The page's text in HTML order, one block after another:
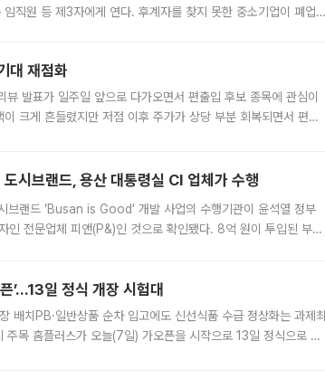
직원 등 제3자에게 연다. 후계자를 찾지 못한 중소기업이 폐업
대 재점화
발표가 일주일 앞으로 다가오면서 편출입 후보 종목에 관심이
크게 흔들렸지만 저점 이후 주가가 상당 부분 회복되면서 편입
브랜드, 용산 대통령실 CI 업체가 수행
브랜드 ‘Busan is Good’ 개발 사업의 수행기관이 윤석열 정부
인 전문업체 피앤(P&)인 것으로 확인됐다. 8억 원이 투입된 부산
’...13일 정식 개장 시험대
배치PB·일반상품 순차 입고에도 신선식품 수급 정상화는 과제최
목 홈플러스가 오늘(7일) 가오픈을 시작으로 13일 정식으로 재